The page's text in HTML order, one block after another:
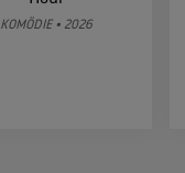
KOMÖDIE • 2026